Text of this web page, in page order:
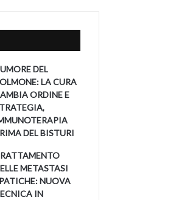
DEL
LA CURA
ORDINE E
DEL BISTURI
METASTASI
NUOVA
IN